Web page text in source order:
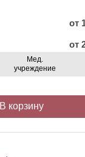
от
от
Мед.
учреждение
В корзину